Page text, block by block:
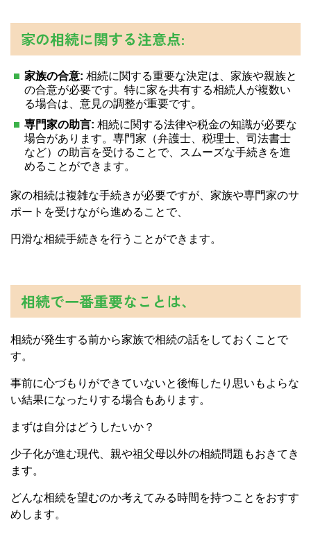
家の相続に関する注意点:
家族の合意: 相続に関する重要な決定は、家族や親族と
の合意が必要です。特に家を共有する相続人が複数い
る場合は、意見の調整が重要です。
専門家の助言: 相続に関する法律や税金の知識が必要な
場合があります。専門家（弁護士、税理士、司法書士
など）の助言を受けることで、スムーズな手続きを進
めることができます。
家の相続は複雑な手続きが必要ですが、家族や専門家のサ
ポートを受けながら進めることで、
円滑な相続手続きを行うことができます。
相続で一番重要なことは、
相続が発生する前から家族で相続の話をしておくことで
す。
事前に心づもりができていないと後悔したり思いもよらな
い結果になったりする場合もあります。
まずは自分はどうしたいか？
少子化が進む現代、親や祖父母以外の相続問題もおきてき
ます。
どんな相続を望むのか考えてみる時間を持つことをおすす
めします。